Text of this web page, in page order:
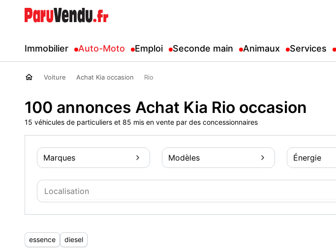
Immobilier Auto-Moto Emploi Seconde main Animaux Services
Voiture Achat Kia occasion Rio
100 annonces Achat Kia Rio occasion
15 véhicules de particuliers et 85 mis en vente par des concessionnaires
Marques Modèles Énergie
essence diesel